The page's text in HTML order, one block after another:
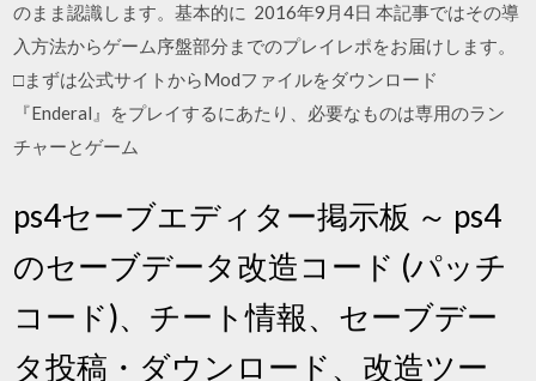
のまま認識します。基本的に 2016年9月4日 本記事ではその導
入方法からゲーム序盤部分までのプレイレポをお届けします。
□まずは公式サイトからModファイルをダウンロード
『Enderal』をプレイするにあたり、必要なものは専用のラン
チャーとゲーム
ps4セーブエディター掲示板 ～ ps4
のセーブデータ改造コード (パッチ
コード)、チート情報、セーブデー
タ投稿・ダウンロード、改造ツー